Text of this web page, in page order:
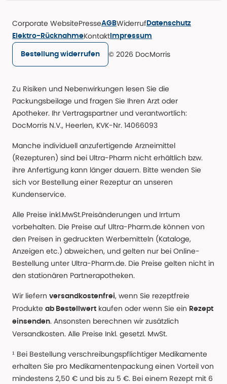
Corporate WebsitePresseAGBWiderruf Datenschutz
Elektro-RücknahmeKontakt Impressum
Bestellung widerrufen © 2026 DocMorris
Zu Risiken und Nebenwirkungen lesen Sie die
Packungsbeilage und fragen Sie Ihren Arzt oder
Apotheker. Ihr Vertragspartner und verantwortlich:
DocMorris N.V., Heerlen, KVK-Nr. 14066093
Manche individuell anzufertigende Arzneimittel
(Rezepturen) sind bei Ultra-Pharm nicht erhältlich bzw.
ihre Anfertigung kann länger dauern. Bitte wenden Sie
sich vor Bestellung einer Rezeptur an unseren
Kundenservice.
Alle Preise inkl.MwSt.Preisänderungen und Irrtum
vorbehalten. Die Preise auf Ultra-Pharm.de können von
den Preisen in gedruckten Werbemitteln (Kataloge,
Anzeigen etc.) abweichen, und gelten nur bei Online-
Bestellung unter Ultra-Pharm.de. Die Preise gelten nicht in
den stationären Partnerapotheken.
Wir liefern versandkostenfrei, wenn Sie rezeptfreie
Produkte ab Bestellwert kaufen oder wenn Sie ein Rezept
einsenden. Ansonsten berechnen wir zusätzlich
Versandkosten. Alle Preise Inkl. gesetzl. MwSt.
¹ Bei Bestellung verschreibungspflichtiger Medikamente
erhalten Sie pro Medikamentenpackung einen Vorteil von
mindestens 2,50 € und bis zu 5 €. Bei einem Rezept mit 6